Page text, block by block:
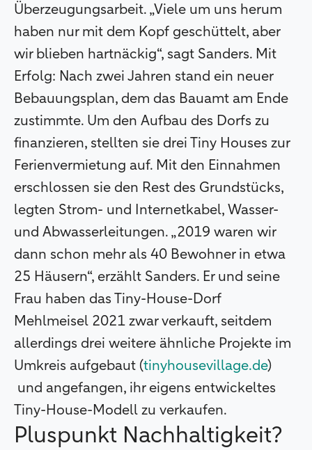
Überzeugungsarbeit. „Viele um uns herum
haben nur mit dem Kopf geschüttelt, aber
wir blieben hartnäckig“, sagt Sanders. Mit
Erfolg: Nach zwei Jahren stand ein neuer
Bebauungsplan, dem das Bauamt am Ende
zustimmte. Um den Aufbau des Dorfs zu
finanzieren, stellten sie drei Tiny Houses zur
Ferienvermietung auf. Mit den Einnahmen
erschlossen sie den Rest des Grundstücks,
legten Strom- und Internetkabel, Wasser-
und Abwasserleitungen. „2019 waren wir
dann schon mehr als 40 Bewohner in etwa
25 Häusern“, erzählt Sanders. Er und seine
Frau haben das Tiny-House-Dorf
Mehlmeisel 2021 zwar verkauft, seitdem
allerdings drei weitere ähnliche Projekte im
Umkreis aufgebaut (tinyhousevillage.de)
und angefangen, ihr eigens entwickeltes
Tiny-House-Modell zu verkaufen.
Pluspunkt Nachhaltigkeit?